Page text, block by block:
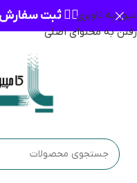
عبور به ناوبری
رفتن به محتوای اصلی
👈🏻 ثبت